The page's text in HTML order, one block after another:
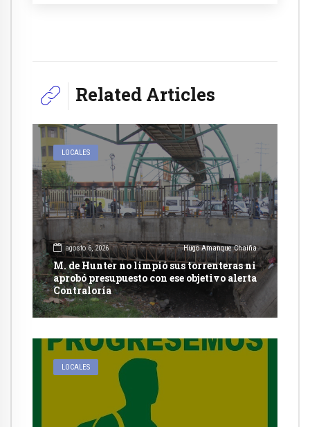
Related Articles
LOCALES
agosto 6, 2026 Hugo Amanque Chaiña
M. de Hunter no limpió sus torrenteras ni
aprobó presupuesto con ese objetivo alerta
Contraloría
LOCALES